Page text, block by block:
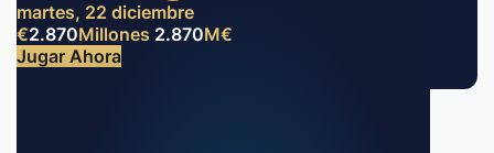
martes, 22 diciembre
€2.870Millones 2.870M€
Jugar Ahora